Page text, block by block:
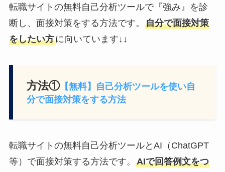
転職サイトの無料自己分析ツールで『強み』を診
断し、面接対策をする方法です。 自分で面接対策
をしたい方に向いています↓↓
方法①【無料】自己分析ツールを使い自
分で面接対策をする方法
転職サイトの無料自己分析ツールとAI（ChatGPT
等）で面接対策する方法です。 AIで回答例文をつ